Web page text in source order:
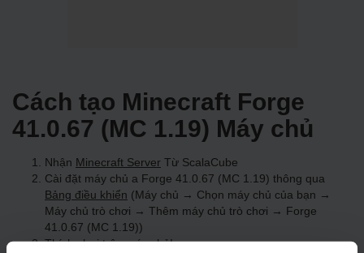
Cách tạo Minecraft Forge
41.0.67 (MC 1.19) Máy chủ
Nhận Minecraft Server Từ ScalaCube
Cài đặt máy chủ a Forge 41.0.67 (MC 1.19) thông qua
Bảng điều khiển (Máy chủ → Chọn máy chủ của bạn →
Máy chủ trò chơi → Thêm máy chủ trò chơi → Forge
41.0.67 (MC 1.19))
Thích chơi trên máy chủ!